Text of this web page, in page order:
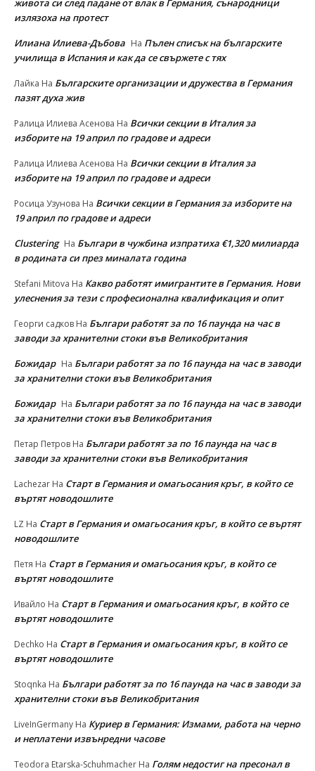
излязоха на протест
Илиана Илиева-Дъбова На Пълен списък на българските
училища в Испания и как да се свържете с тях
Лайка На Българските организации и дружества в Германия
пазят духа жив
Ралица Илиева Асенова На Всички секции в Италия за
изборите на 19 април по градове и адреси
Ралица Илиева Асенова На Всички секции в Италия за
изборите на 19 април по градове и адреси
Росица Узунова На Всички секции в Германия за изборите на
19 април по градове и адреси
Clustering На Българи в чужбина изпратиха €1,320 милиарда
в родината си през миналата година
Stefani Mitova На Какво работят имигрантите в Германия. Нови
улеснeния за тези с професионална квалификация и опит
Георги садков На Българи работят за по 16 паунда на час в
заводи за хранителни стоки във Великобритания
Божидар На Българи работят за по 16 паунда на час в заводи
за хранителни стоки във Великобритания
Божидар На Българи работят за по 16 паунда на час в заводи
за хранителни стоки във Великобритания
Петар Петров На Българи работят за по 16 паунда на час в
заводи за хранителни стоки във Великобритания
Lachezar На Старт в Германия и омагьосания кръг, в който се
въртят новодошлите
LZ На Старт в Германия и омагьосания кръг, в който се въртят
новодошлите
Петя На Старт в Германия и омагьосания кръг, в който се
въртят новодошлите
Ивайло На Старт в Германия и омагьосания кръг, в който се
въртят новодошлите
Dechko На Старт в Германия и омагьосания кръг, в който се
въртят новодошлите
Stoqnka На Българи работят за по 16 паунда на час в заводи за
хранителни стоки във Великобритания
LiveInGermany На Куриер в Германия: Измами, работа на черно
и неплатени извънредни часове
Teodora Etarska-Schuhmacher На Голям недостиг на пресонал в